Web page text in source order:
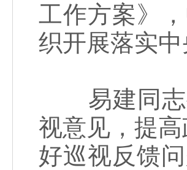
工作方案》
织开展落实
易建同志
视意见，提
好巡视反馈